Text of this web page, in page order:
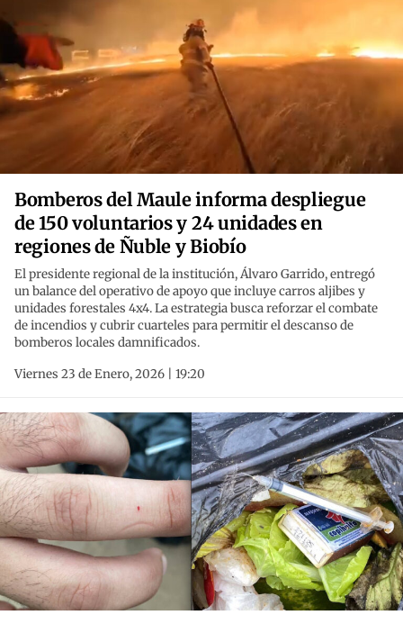
Bomberos del Maule informa despliegue
de 150 voluntarios y 24 unidades en
regiones de Ñuble y Biobío
El presidente regional de la institución, Álvaro Garrido, entregó
un balance del operativo de apoyo que incluye carros aljibes y
unidades forestales 4x4. La estrategia busca reforzar el combate
de incendios y cubrir cuarteles para permitir el descanso de
bomberos locales damnificados.
Viernes 23 de Enero, 2026 | 19:20